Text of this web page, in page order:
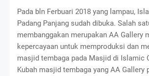
Pada bln Ferbuari 2018 yang lampau,
Padang Panjang sudah dibuka. Salah
membanggakan merupakan AA Gallery
kepercayaan untuk memproduksi dan
masjid tembaga pada Masjid di Islamic
Kubah masjid tembaga yang AA Gallery